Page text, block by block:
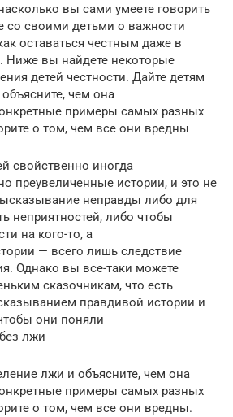
вы сами умеете говорить
со своими детьми о важности
оставаться честным даже в
Ниже вы найдете некоторые
детей честности. Дайте детям
чем она
примеры самых разных
о том, чем все они вредны
свойственно иногда
преувеличенные истории, и это не
неправды либо для
неприятностей, либо чтобы
на кого-то, а
— всего лишь следствие
Однако вы все-таки можете
сказочникам, что есть
правдивой истории и
они поняли
лжи
лжи и объясните, чем она
примеры самых разных
о том, чем все они вредны.